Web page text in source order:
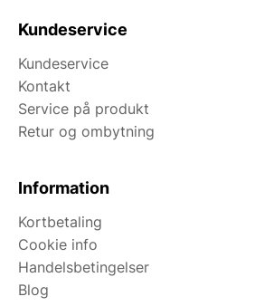
Kundeservice
Kundeservice
Kontakt
Service på produkt
Retur og ombytning
Information
Kortbetaling
Cookie info
Handelsbetingelser
Blog